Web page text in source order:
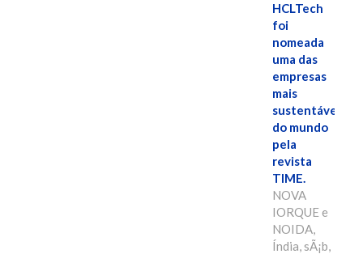
HCLTech
foi
nomeada
uma das
empresas
mais
sustentáveis
do mundo
pela
revista
TIME.
NOVA
IORQUE e
NOIDA,
Índia, sÃ¡b,